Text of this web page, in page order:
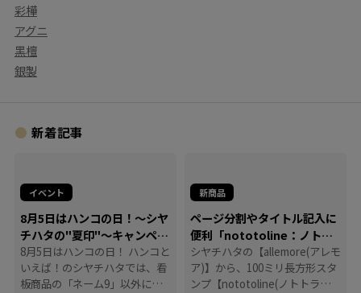
彩樺
アグニ
⿊檀
銀製
新着記事
イベント
8月5日はハンコの日！～シヤ
チハタの"夏印"～キャンペー
ン
8月5日はハンコの日！ ハンコと
いえば！のシヤチハタでは、看
板商品の「ネーム9」以外に
新商品
ページ分割やタイトル記入に
便利「nototoline：ノトト
ライン」
シヤチハタの【allemore(アレモ
ア)】から、100ミリ長方形スタ
ンプ【nototoline(ノトトライ